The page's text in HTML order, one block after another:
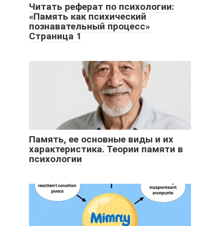
Читать реферат по психологии:
«Память как психический
познавательный процесс»
Страница 1
Память, ее основные виды и их
характеристика. Теории памяти в
психологии